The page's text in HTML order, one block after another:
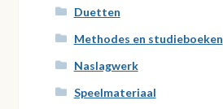
Duetten
Methodes en studieboeken
Naslagwerk
Speelmateriaal